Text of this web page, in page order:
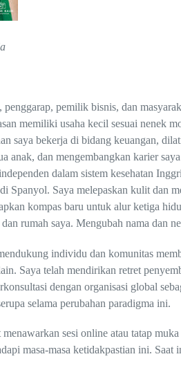
pemilik bisnis, dan
memiliki usaha kecil sesuai nenek
saya bekerja di bidang keuangan,
anak, dan mengembangkan karier
dalam sistem kesehatan
Spanyol. Saya melepaskan kulit dan
kompas baru untuk alur ketiga
rumah saya. Mengubah nama dan
individu dan komunitas
Saya telah mendirikan retret
dengan organisasi global
selama perubahan paradigma ini.
sesi online atau tatap
masa-masa ketidakpastian ini.